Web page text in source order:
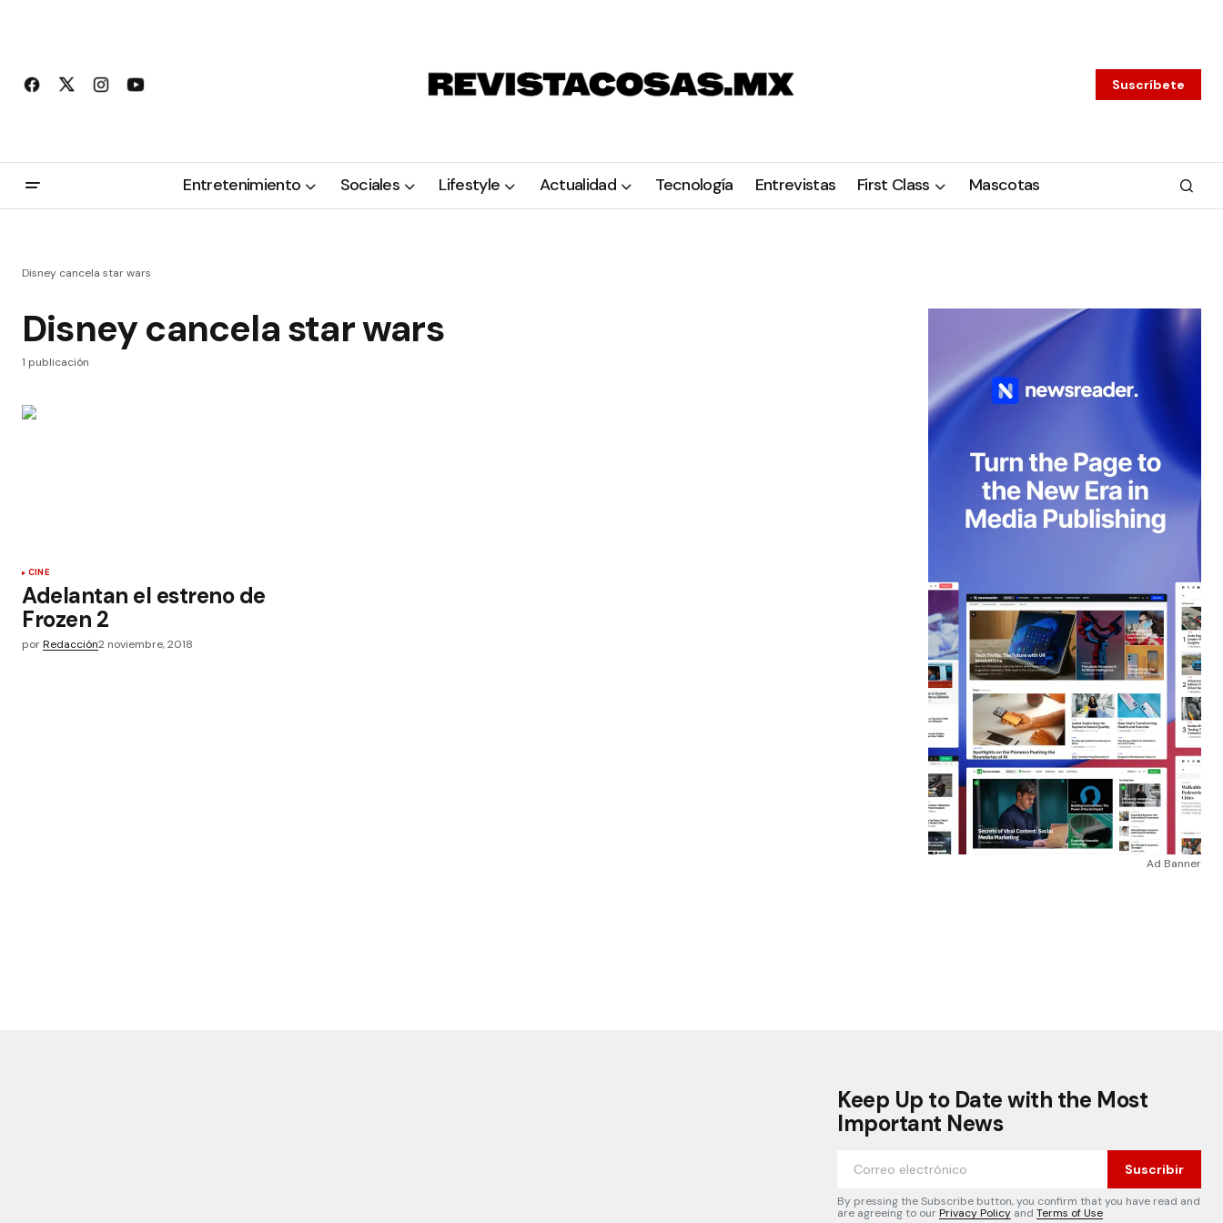
Suscríbete
Entretenimiento Sociales Lifestyle Actualidad Tecnología Entrevistas First Class Mascotas
Disney cancela star wars
Disney cancela star wars
1 publicación
CINE
Adelantan el estreno de
Frozen 2
porRedacción2 noviembre, 2018
Ad Banner
Keep Up to Date with the Most
Important News
Suscribir
By pressing the Subscribe button, you confirm that you have read and
are agreeing to ourPrivacy Policy and Terms of Use